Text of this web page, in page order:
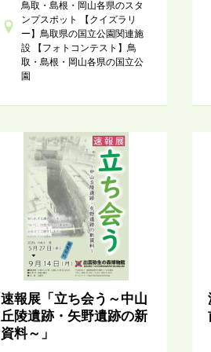
鳥取・島根・岡山各県のスタ
ンプスポット 【クイズラリ
ー】鳥取県の国立公園関連施
設 【フォトコンテスト】鳥
取・島根・岡山各県の国立公
園
速報展「立ち会う～中山
丘陵遺跡・矢野遺跡の新
資料～」